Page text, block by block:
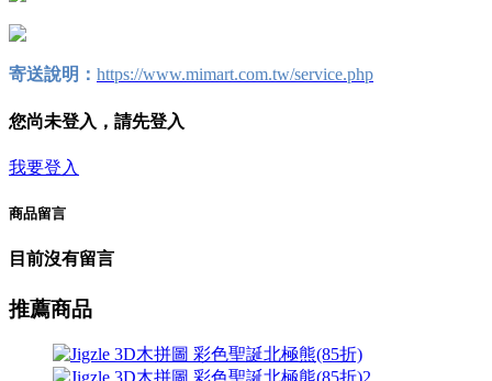
寄送說明： https://www.mimart.com.tw/service.php
您尚未登入，請先登入
我要登入
商品留言
目前沒有留言
推薦商品